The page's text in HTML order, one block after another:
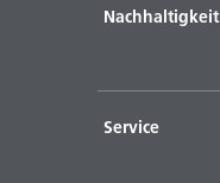
Nachhaltigkeit
Service